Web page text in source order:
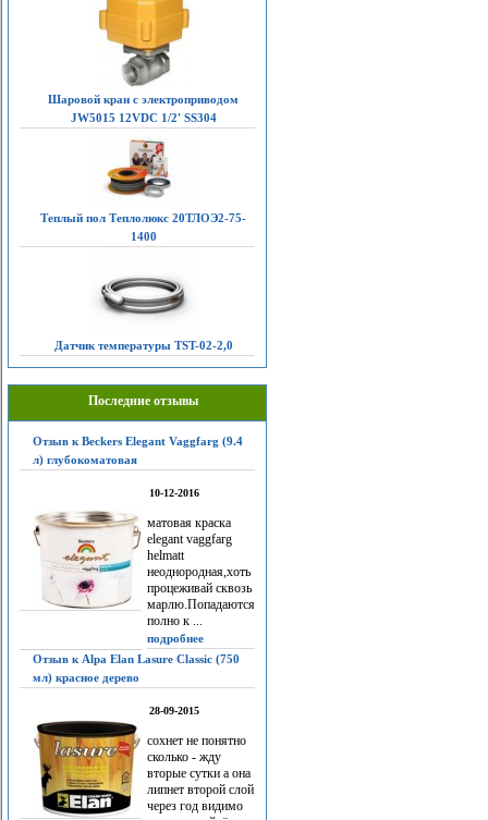
Шаровой кран с электроприводом
JW5015 12VDC 1/2' SS304
Теплый пол Теплолюкс 20ТЛОЭ2-75-
1400
Датчик температуры TST-02-2,0
Последние отзывы
Отзыв к Beckers Elegant Vaggfarg (9.4
л) глубокоматовая
10-12-2016
матовая краска
elegant vaggfarg
helmatt
неоднородная,хоть
процеживай сквозь
марлю.Попадаются
полно к ...
подробнее
Отзыв к Alpa Elan Lasure Classic (750
мл) красное дерево
28-09-2015
сохнет не понятно
сколько - жду
вторые сутки а она
липнет второй слой
через год видимо